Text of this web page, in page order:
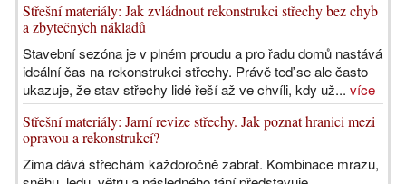
Střešní materiály: Jak zvládnout rekonstrukci střechy bez chyb
a zbytečných nákladů
Stavební sezóna je v plném proudu a pro řadu domů nastává
ideální čas na rekonstrukci střechy. Právě teď se ale často
ukazuje, že stav střechy lidé řeší až ve chvíli, kdy už... více
Střešní materiály: Jarní revize střechy. Jak poznat hranici mezi
opravou a rekonstrukcí?
Zima dává střechám každoročně zabrat. Kombinace mrazu,